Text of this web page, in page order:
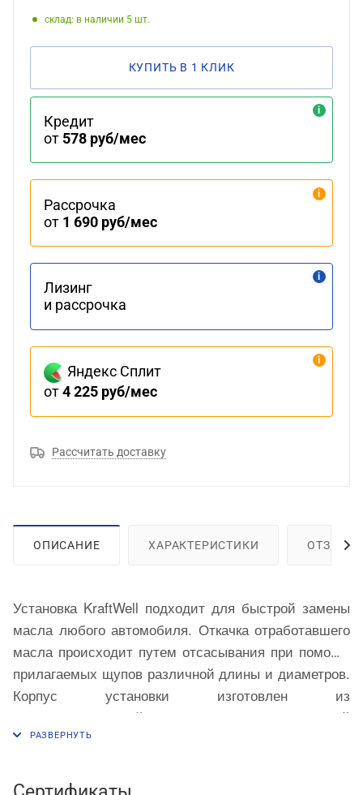
Склад: в наличии 5
КУПИТЬ В 1 КЛИК
Кредит
от 578 руб/мес
Рассрочка
от 1 690 руб/мес
Лизинг
и рассрочка
Яндекс Сплит
от4 225 руб/мес
Рассчитать доставку
ОПИСАНИЕ ХАРАКТЕРИСТИКИ ОТЗЫВЫ
Установка KraftWell подходит для быстрой замены
масла любого автомобиля. Откачка отработавшего
масла происходит путем отсасывания при помощи
прилагаемых щупов различной длины и диаметров.
Корпус установки изготовлен из
высококачественной стали и покрыт порошковой
краской. Прозрачная предкамера объемом 9 литров
определения количества слитого с одного